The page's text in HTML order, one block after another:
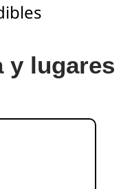
y lugares